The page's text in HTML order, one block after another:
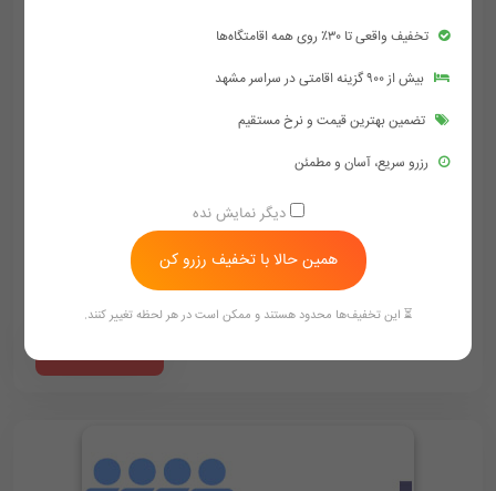
اتاق سه تخته
وای فای رایگان فضای مناسب دوش و وان حمام
لوازم بهداشتی رایگان
3,000,000
تخفیف واقعی تا ۳۰٪ روی همه اقامتگاه‌ها
بیش از ۹۰۰ گزینه اقامتی در سراسر مشهد
تضمین بهترین قیمت و نرخ مستقیم
رزرو سریع، آسان و مطمئن
دیگر نمایش نده
همین حالا با تخفیف رزرو کن
⏳ این تخفیف‌ها محدود هستند و ممکن است در هر لحظه تغییر کنند.